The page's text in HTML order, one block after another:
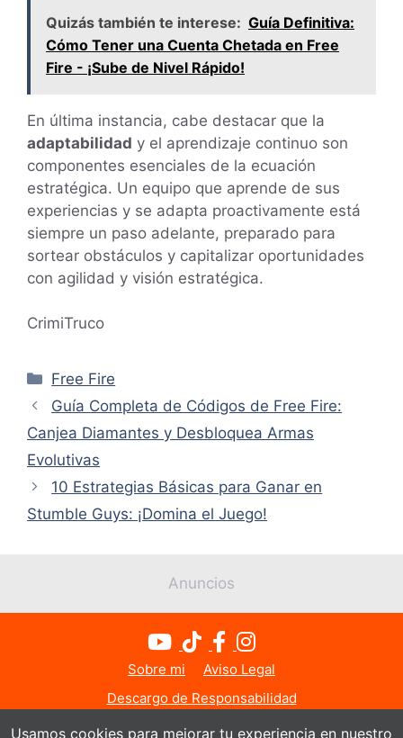
Quizás también te interese: Guía Definitiva:
Cómo Tener una Cuenta Chetada en Free
Fire - ¡Sube de Nivel Rápido!
En última instancia, cabe destacar que la
adaptabilidad y el aprendizaje continuo son
componentes esenciales de la ecuación
estratégica. Un equipo que aprende de sus
experiencias y se adapta proactivamente está
siempre un paso adelante, preparado para
sortear obstáculos y capitalizar oportunidades
con agilidad y visión estratégica.
CrimiTruco
Categorías
Free Fire
Guía Completa de Códigos de Free Fire:
Canjea Diamantes y Desbloquea Armas
Evolutivas
10 Estrategias Básicas para Ganar en
Stumble Guys: ¡Domina el Juego!
Anuncios
Sobre mi
Aviso Legal
Descargo de Responsabilidad
Política de Privacidad
Política de Cookies
Usamos cookies para mejorar tu experiencia en nuestro